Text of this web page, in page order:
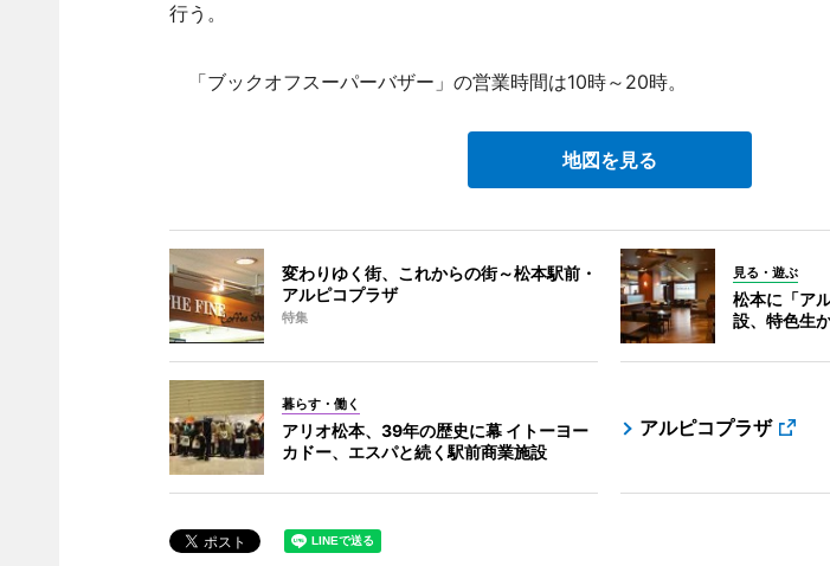
行う。
「ブックオフスーパーバザー」の営業時間は10時～20時。
地図を見る
変わりゆく街、これからの街～松本駅前・
アルピコプラザ
特集
見る・遊ぶ
松本に「ア
設、特色生
暮らす・働く
アリオ松本、39年の歴史に幕 イトーヨー
カドー、エスパと続く駅前商業施設
アルピコプラザ